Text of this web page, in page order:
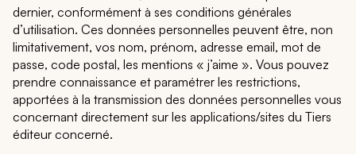
dernier, conformément à ses conditions générales
d’utilisation. Ces données personnelles peuvent être, non
limitativement, vos nom, prénom, adresse email, mot de
passe, code postal, les mentions « j’aime ». Vous pouvez
prendre connaissance et paramétrer les restrictions,
apportées à la transmission des données personnelles vous
concernant directement sur les applications/sites du Tiers
éditeur concerné.